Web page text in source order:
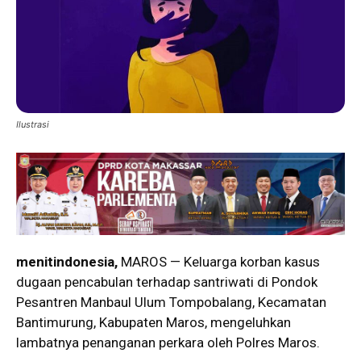
Ilustrasi
menitindonesia, MAROS — Keluarga korban kasus
dugaan pencabulan terhadap santriwati di Pondok
Pesantren Manbaul Ulum Tompobalang, Kecamatan
Bantimurung, Kabupaten Maros, mengeluhkan
lambatnya penanganan perkara oleh Polres Maros.